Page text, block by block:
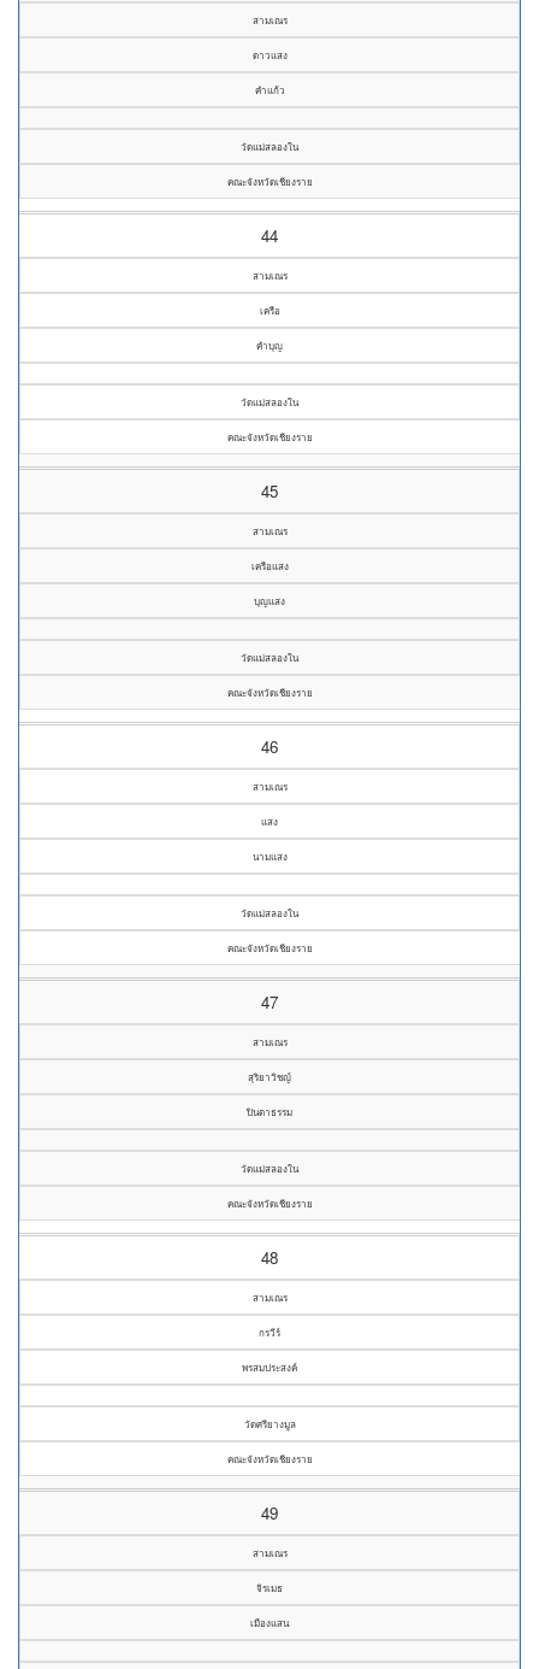
สามเณร
ดาวแสง
คำแก้ว
วัดแม่สลองใน
คณะจังหวัดเชียงราย
44
สามเณร
เครือ
คำบุญ
วัดแม่สลองใน
คณะจังหวัดเชียงราย
45
สามเณร
เครือแสง
บุญแสง
วัดแม่สลองใน
คณะจังหวัดเชียงราย
46
สามเณร
แสง
นามแสง
วัดแม่สลองใน
คณะจังหวัดเชียงราย
47
สามเณร
สุริยาวิชญ์
ปินตาธรรม
วัดแม่สลองใน
คณะจังหวัดเชียงราย
48
สามเณร
กรวีร์
พรสมประสงค์
วัดศรียางมูล
คณะจังหวัดเชียงราย
49
สามเณร
จิรเมธ
เมืองแสน